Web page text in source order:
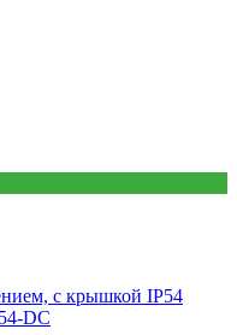
с крышкой IP54
DC